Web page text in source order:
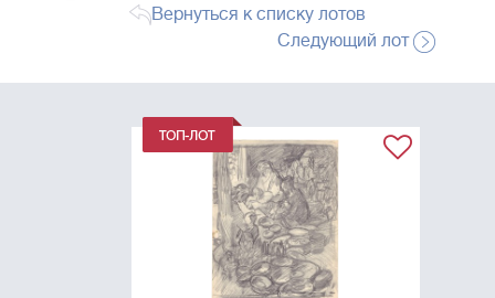
Вернуться к списку лотов
Следующий лот